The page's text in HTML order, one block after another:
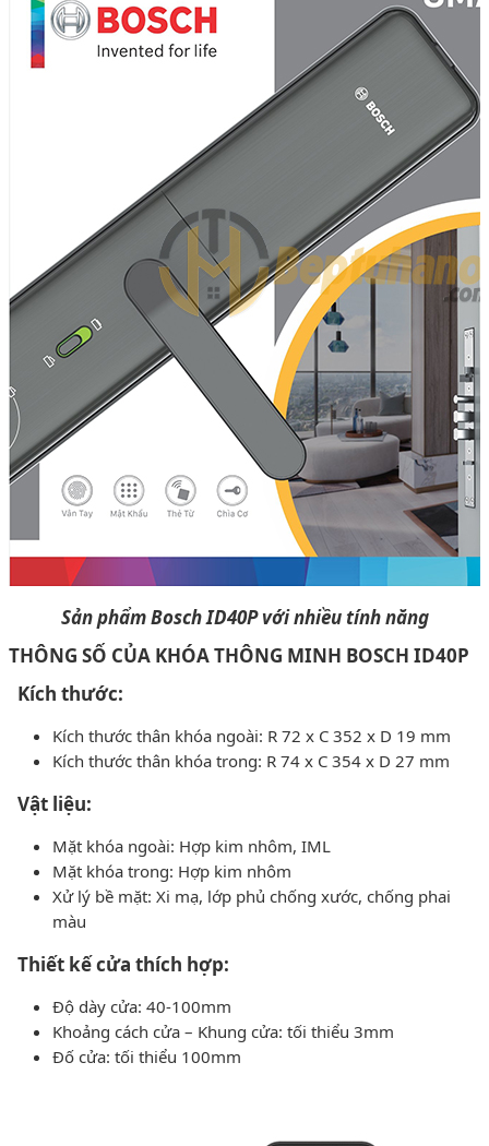
Sản phẩm Bosch ID40P với nhiều tính năng
THÔNG SỐ CỦA KHÓA THÔNG MINH BOSCH ID40P
Kích thước:
Kích thước thân khóa ngoài: R 72 x C 352 x D 19 mm
Kích thước thân khóa trong: R 74 x C 354 x D 27 mm
Vật liệu:
Mặt khóa ngoài: Hợp kim nhôm, IML
Mặt khóa trong: Hợp kim nhôm
Xử lý bề mặt: Xi mạ, lớp phủ chống xước, chống phai
màu
Thiết kế cửa thích hợp:
Độ dày cửa: 40-100mm
Khoảng cách cửa – Khung cửa: tối thiểu 3mm
Đố cửa: tối thiểu 100mm